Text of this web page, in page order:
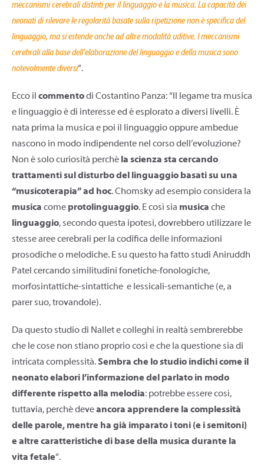
meccanismi cerebrali distinti per il linguaggio e la musica. La capacità dei
neonati di rilevare le regolarità basate sulla ripetizione non è specifica del
linguaggio, ma si estende anche ad altre modalità uditive. I meccanismi
cerebrali alla base dell’elaborazione del linguaggio e della musica sono
notevolmente diversi“.
Ecco il commentodi Costantino Panza: “Il legame tra musica
e linguaggio è di interesse ed è esplorato a diversi livelli. È
nata prima la musica e poi il linguaggio oppure ambedue
nascono in modo indipendente nel corso dell’evoluzione?
Non è solo curiosità perché la scienza sta cercando
trattamenti sul disturbo del linguaggio basati su una
“musicoterapia” ad hoc. Chomsky ad esempio considera la
musica come protolinguaggio. E così sia musica che
linguaggio, secondo questa ipotesi, dovrebbero utilizzare le
stesse aree cerebrali per la codifica delle informazioni
prosodiche o melodiche. E su questo ha fatto studi Aniruddh
Patel cercando similitudini fonetiche-fonologiche,
morfosintattiche-sintattiche e lessicali-semantiche (e, a
parer suo, trovandole).
Da questo studio di Nallet e colleghi in realtà sembrerebbe
che le cose non stiano proprio così e che la questione sia di
intricata complessità.Sembra che lo studio indichi come il
neonato elabori l’informazione del parlato in modo
differente rispetto alla melodia: potrebbe essere così,
tuttavia, perché deveancora apprendere la complessità
delle parole, mentre ha già imparato i toni (e i semitoni)
e altre caratteristiche di base della musica durante la
vita fetale“.